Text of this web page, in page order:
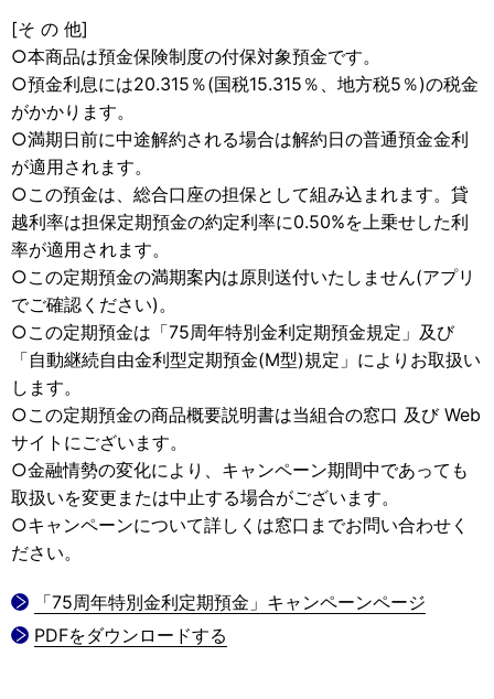
[そ の 他]
○本商品は預金保険制度の付保対象預金です。
○預金利息には20.315％(国税15.315％、地方税5％)の税金
がかかります。
○満期日前に中途解約される場合は解約日の普通預金金利
が適用されます。
○この預金は、総合口座の担保として組み込まれます。貸
越利率は担保定期預金の約定利率に0.50%を上乗せした利
率が適用されます。
○この定期預金の満期案内は原則送付いたしません(アプリ
でご確認ください)。
○この定期預金は「75周年特別金利定期預金規定」及び
「自動継続自由金利型定期預金(M型)規定」によりお取扱い
します。
○この定期預金の商品概要説明書は当組合の窓口 及び Web
サイトにございます。
○金融情勢の変化により、キャンペーン期間中であっても
取扱いを変更または中止する場合がございます。
○キャンペーンについて詳しくは窓口までお問い合わせく
ださい。
「75周年特別金利定期預金」キャンペーンページ
PDFをダウンロードする